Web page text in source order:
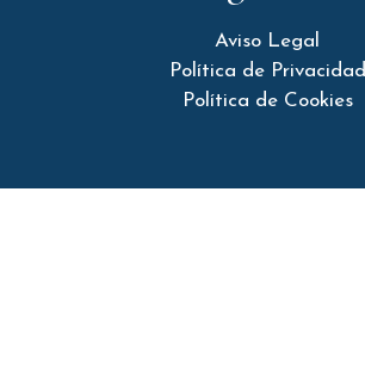
Aviso Legal
Política de Privacidad
Política de Cookies